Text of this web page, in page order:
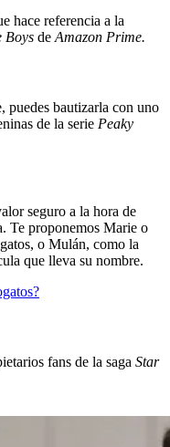
hace referencia a la
Boys de Amazon Prime.
puedes bautizarla con uno
de la serie Peaky
seguro a la hora de
Te proponemos Marie o
o Mulán, como la
que lleva su nombre.
fans de la saga Star